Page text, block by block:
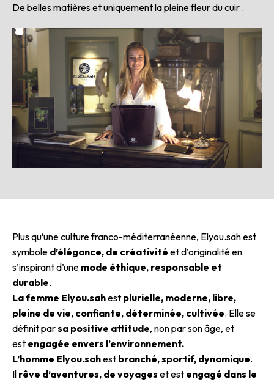
De belles matières et uniquement la pleine fleur du cuir .
Plus qu’une culture franco-méditerranéenne, Elyou.sah est
symbole d’élégance, de créativité et d’originalité en
s’inspirant d’une mode éthique, responsable et
durable.
La femme Elyou.sahest plurielle, moderne, libre,
pleine de vie, confiante, déterminée, cultivée. Elle se
définit parsa positive attitude, non par son âge, et
est engagée envers l’environnement.
L’homme Elyou.sahest branché, sportif, dynamique.
Il rêve d’aventures, de voyages et est engagé dans le